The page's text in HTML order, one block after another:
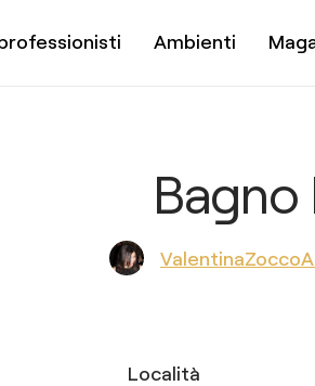
Ambienti
Bagno
Località